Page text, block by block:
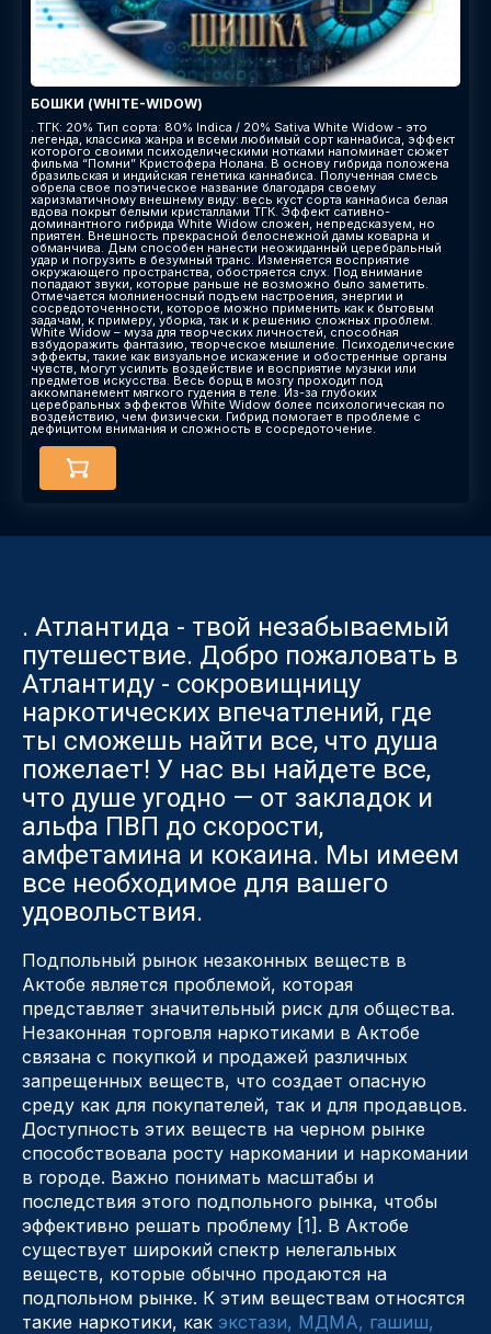
БОШКИ (WHITE-WIDOW)
. ТГК: 20% Тип сорта: 80% Indica / 20% Sativa White Widow - это
легенда, классика жанра и всеми любимый сорт каннабиса, эффект
которого своими психоделическими нотками напоминает сюжет
фильма “Помни” Кристофера Нолана. В основу гибрида положена
бразильская и индийская генетика каннабиса. Полученная смесь
обрела свое поэтическое название благодаря своему
харизматичному внешнему виду: весь куст сорта каннабиса белая
вдова покрыт белыми кристаллами ТГК. Эффект сативно-
доминантного гибрида White Widow сложен, непредсказуем, но
приятен. Внешность прекрасной белоснежной дамы коварна и
обманчива. Дым способен нанести неожиданный церебральный
удар и погрузить в безумный транс. Изменяется восприятие
окружающего пространства, обостряется слух. Под внимание
попадают звуки, которые раньше не возможно было заметить.
Отмечается молниеносный подъем настроения, энергии и
сосредоточенности, которое можно применить как к бытовым
задачам, к примеру, уборка, так и к решению сложных проблем.
White Widow – муза для творческих личностей, способная
взбудоражить фантазию, творческое мышление. Психоделические
эффекты, такие как визуальное искажение и обостренные органы
чувств, могут усилить воздействие и восприятие музыки или
предметов искусства. Весь борщ в мозгу проходит под
аккомпанемент мягкого гудения в теле. Из-за глубоких
церебральных эффектов White Widow более психологическая по
воздействию, чем физически. Гибрид помогает в проблеме с
дефицитом внимания и сложность в сосредоточение.
. Атлантида - твой незабываемый
путешествие. Добро пожаловать в
Атлантиду - сокровищницу
наркотических впечатлений, где
ты сможешь найти все, что душа
пожелает! У нас вы найдете все,
что душе угодно — от закладок и
альфа ПВП до скорости,
амфетамина и кокаина. Мы имеем
все необходимое для вашего
удовольствия.
Подпольный рынок незаконных веществ в
Актобе является проблемой, которая
представляет значительный риск для общества.
Незаконная торговля наркотиками в Актобе
связана с покупкой и продажей различных
запрещенных веществ, что создает опасную
среду как для покупателей, так и для продавцов.
Доступность этих веществ на черном рынке
способствовала росту наркомании и наркомании
в городе. Важно понимать масштабы и
последствия этого подпольного рынка, чтобы
эффективно решать проблему [1]. В Актобе
существует широкий спектр нелегальных
веществ, которые обычно продаются на
подпольном рынке. К этим веществам относятся
такие наркотики, как экстази, МДМА, гашиш,